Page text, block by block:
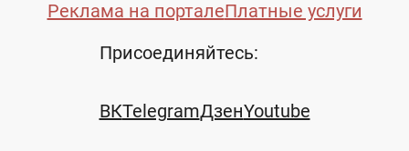
Реклама на порталеПлатные услуги
Присоединяйтесь:
ВКTelegramДзенYoutube